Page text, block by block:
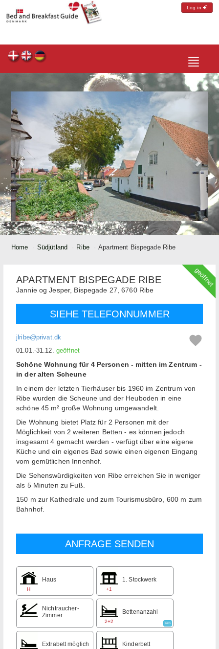
Log in
Toggle
Home Südjütland Ribe Apartment Bispegade Ribe
geöffnet
APARTMENT BISPEGADE RIBE
Jannie og Jesper, Bispegade 27, 6760 Ribe
SIEHE TELEFONNUMMER
jlribe@privat.dk
01.01.-31.12. geöffnet
Schöne Wohnung für 4 Personen - mitten im Zentrum -
in der alten Scheune
In einem der letzten Tierhäuser bis 1960 im Zentrum von
Ribe wurden die Scheune und der Heuboden in eine
schöne 45 m² große Wohnung umgewandelt.
Die Wohnung bietet Platz für 2 Personen mit der
Möglichkeit von 2 weiteren Betten - es können jedoch
insgesamt 4 gemacht werden - verfügt über eine eigene
Küche und ein eigenes Bad sowie einen eigenen Eingang
vom gemütlichen Innenhof.
Die Sehenswürdigkeiten von Ribe erreichen Sie in weniger
als 5 Minuten zu Fuß.
150 m zur Kathedrale und zum Tourismusbüro, 600 m zum
Bahnhof.
H
Haus
+1
1. Stockwerk
Nichtraucher-
Zimmer
2+2
Bettenanzahl
INFO
Extrabett möglich Kinderbett